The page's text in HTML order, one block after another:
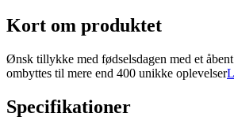
Kort om produktet
Ønsk tillykke med fødselsdagen med et
ombyttes til mere end 400 unikke oplevelser
Specifikationer